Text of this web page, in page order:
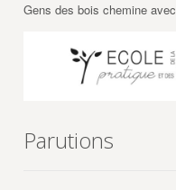
Gens des bois chemine
Parutions